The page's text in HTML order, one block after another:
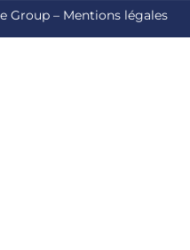
Group – Mentions légales